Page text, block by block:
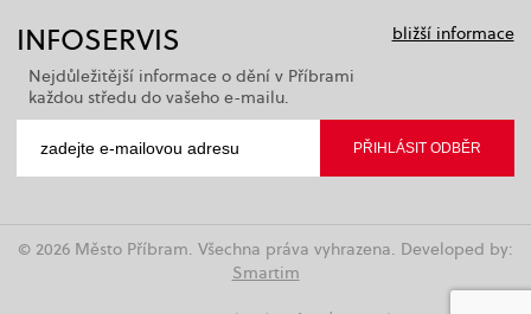
INFOSERVIS
bližší informace
Nejdůležitější informace o dění v Příbrami
každou středu do vašeho e-mailu.
© 2026 Město Příbram. Všechna práva vyhrazena. Developed by:
Smartim